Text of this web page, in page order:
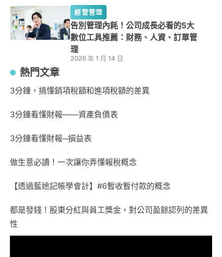
經營管理
告別管理內耗！公司成長必看的5大
數位工具推薦：財務、人資、訂單管
理
2026 年 1 月 14 日
熱門文章
3分鐘，搞懂銷項稅額和進項稅額的差異
3分鐘看懂財報——資產負債表
3分鐘看懂財報─損益表
做生意必讀！一次讓你弄懂報稅概念
【透過藍途記帳學會計】#6暫收暫付款的概念
都是發錢！股東分紅與員工獎金，對公司盈餘認列的差異
性